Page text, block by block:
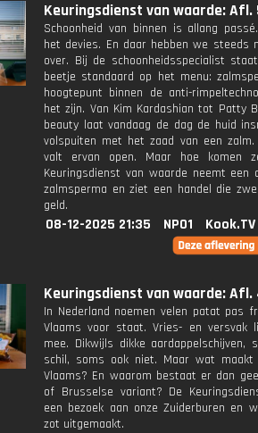
Keuringsdienst van waarde: Afl.
Schoonheid van binnen is allang
het devies. En daar hebben we steeds
over. Bij de schoonheidsspecialist
beetje standaard op het menu:
hoogtepunt binnen de anti-
het zijn. Van Kim Kardashian tot Patty
beauty laat vandaag de dag de huid
volspuiten met het zaad van een zalm.
valt ervan open. Maar hoe komen
Keuringsdienst van waarde neemt een
zalmsperma en ziet een handel die
geld.
08-12-2025 21:35 NPO1 Kook.TV
Keuringsdienst van waarde: Afl.
In Nederland noemen velen patat pas
Vlaams voor staat. Vries- en versvak
mee. Dikwijls dikke aardappelschijven,
schil, soms ook niet. Maar wat
Vlaams? En waarom bestaat er dan
of Brusselse variant? De
een bezoek aan onze Zuiderburen en
zot uitgemaakt.